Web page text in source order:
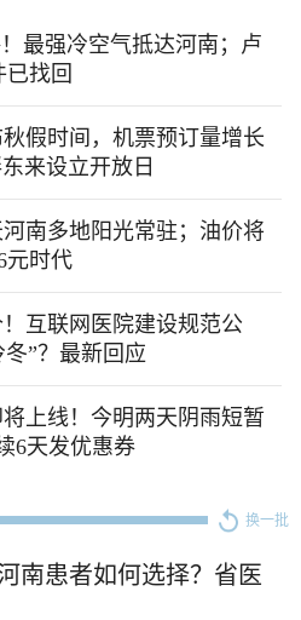
最强冷空气抵达河南；卢
找回
假时间，机票预订量增长
来设立开放日
南多地阳光常驻；油价将
元时代
互联网医院建设规范公
”？最新回应
上线！今明两天阴雨短暂
6天发优惠券
换一批
南患者如何选择？省医